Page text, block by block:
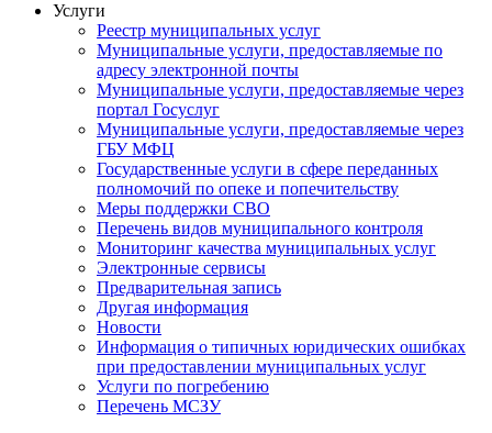
Услуги
Реестр муниципальных услуг
Муниципальные услуги, предоставляемые по
адресу электронной почты
Муниципальные услуги, предоставляемые через
портал Госуслуг
Муниципальные услуги, предоставляемые через
ГБУ МФЦ
Государственные услуги в сфере переданных
полномочий по опеке и попечительству
Меры поддержки СВО
Перечень видов муниципального контроля
Мониторинг качества муниципальных услуг
Электронные сервисы
Предварительная запись
Другая информация
Новости
Информация о типичных юридических ошибках
при предоставлении муниципальных услуг
Услуги по погребению
Перечень МСЗУ